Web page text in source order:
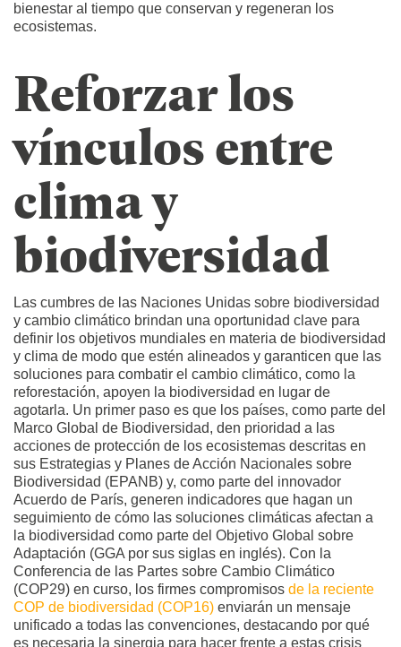
bienestar al tiempo que conservan y regeneran los
ecosistemas.
Reforzar los
vínculos entre
clima y
biodiversidad
Las cumbres de las Naciones Unidas sobre biodiversidad
y cambio climático brindan una oportunidad clave para
definir los objetivos mundiales en materia de biodiversidad
y clima de modo que estén alineados y garanticen que las
soluciones para combatir el cambio climático, como la
reforestación, apoyen la biodiversidad en lugar de
agotarla. Un primer paso es que los países, como parte del
Marco Global de Biodiversidad, den prioridad a las
acciones de protección de los ecosistemas descritas en
sus Estrategias y Planes de Acción Nacionales sobre
Biodiversidad (EPANB) y, como parte del innovador
Acuerdo de París, generen indicadores que hagan un
seguimiento de cómo las soluciones climáticas afectan a
la biodiversidad como parte del Objetivo Global sobre
Adaptación (GGA por sus siglas en inglés). Con la
Conferencia de las Partes sobre Cambio Climático
(COP29) en curso, los firmes compromisos de la reciente
COP de biodiversidad (COP16) enviarán un mensaje
unificado a todas las convenciones, destacando por qué
es necesaria la sinergia para hacer frente a estas crisis